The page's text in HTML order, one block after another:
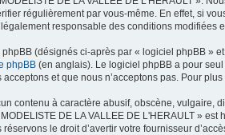
régulièrement par vous-même. En effet, si
responsable des conditions modifiées
(désignés ci-après par « logiciel phpBB »
phpBB (en anglais). Le logiciel phpBB a pour
et que nous n’acceptons pas. Pour
contenu à caractère abusif, obscène, vulgaire,
DE LA VALLEE DE L'HERAULT »
le droit d’avertir votre fournisseur